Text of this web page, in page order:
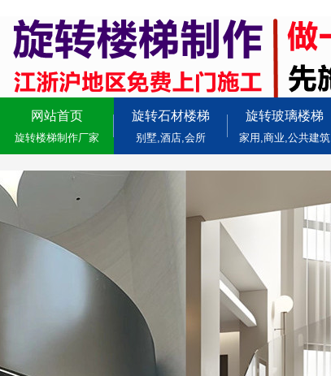
网站首页
旋转楼梯制作厂家
旋转石材楼梯
别墅,酒店,会所
旋转玻璃楼梯
家用,商业,公共建筑